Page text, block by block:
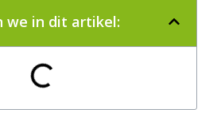
we in dit artikel: